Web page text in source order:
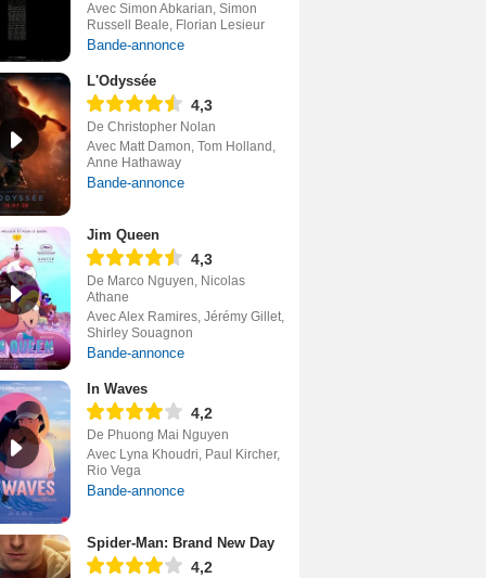
Avec Simon Abkarian, Simon
Russell Beale, Florian Lesieur
Bande-annonce
L'Odyssée
4,3
De Christopher Nolan
Avec Matt Damon, Tom Holland,
Anne Hathaway
Bande-annonce
Jim Queen
4,3
De Marco Nguyen, Nicolas
Athane
Avec Alex Ramires, Jérémy Gillet,
Shirley Souagnon
Bande-annonce
In Waves
4,2
De Phuong Mai Nguyen
Avec Lyna Khoudri, Paul Kircher,
Rio Vega
Bande-annonce
Spider-Man: Brand New Day
4,2